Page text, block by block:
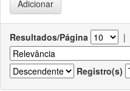
Resultados/Página |
Registro(s)